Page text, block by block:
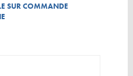
SUR COMMANDE